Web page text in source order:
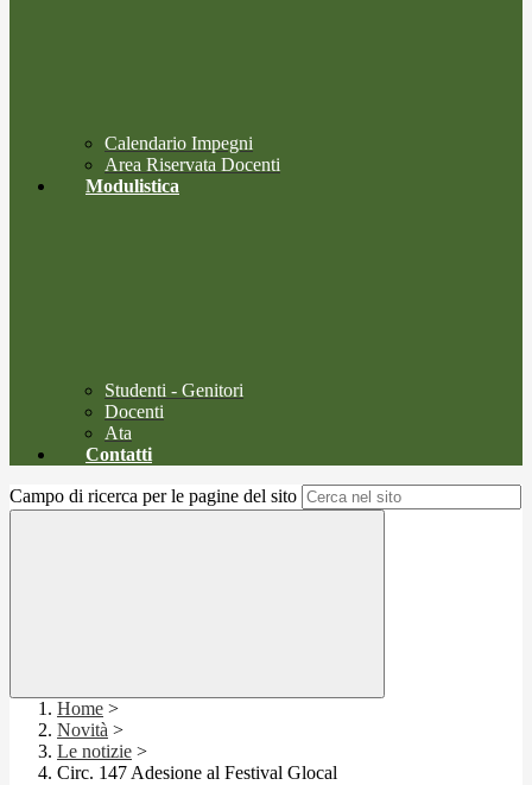
Calendario Impegni
Area Riservata Docenti
Modulistica
Studenti - Genitori
Docenti
Ata
Contatti
Campo di ricerca per le pagine del sito
Home >
Novità >
Le notizie >
Circ. 147 Adesione al Festival Glocal